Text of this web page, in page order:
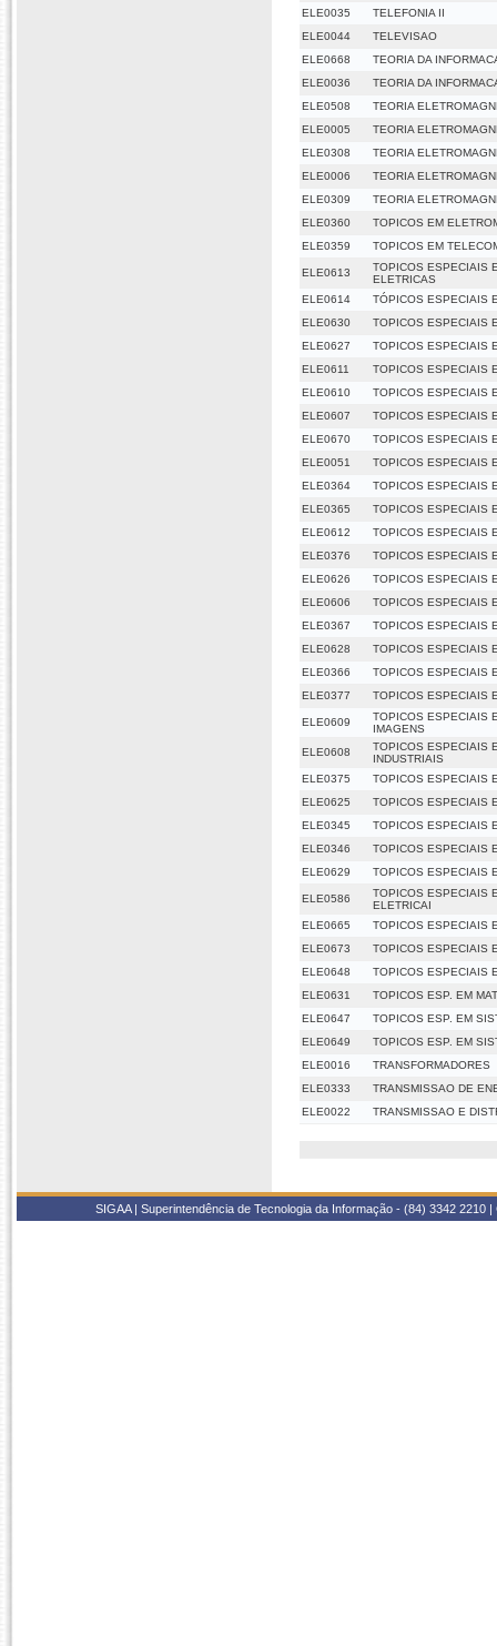
ELE0035
TELEFONIA II
ELE0044
TELEVISAO
ELE0668
TEORIA DA
ELE0036
TEORIA DA
ELE0508
TEORIA
ELE0005
TEORIA
ELE0308
TEORIA
ELE0006
TEORIA
ELE0309
TEORIA
ELE0360
TOPICOS EM
ELE0359
TOPICOS EM
ELE0613
TOPICOS ESPECIAIS
ELETRICAS
ELE0614
TÓPICOS ESPECIAIS
ELE0630
TOPICOS ESPECIAIS
ELE0627
TOPICOS ESPECIAIS
ELE0611
TOPICOS ESPECIAIS
ELE0610
TOPICOS ESPECIAIS
ELE0607
TOPICOS ESPECIAIS
ELE0670
TOPICOS ESPECIAIS
ELE0051
TOPICOS ESPECIAIS
ELE0364
TOPICOS ESPECIAIS
ELE0365
TOPICOS ESPECIAIS
ELE0612
TOPICOS ESPECIAIS
ELE0376
TOPICOS ESPECIAIS
ELE0626
TOPICOS ESPECIAIS
ELE0606
TOPICOS ESPECIAIS
ELE0367
TOPICOS ESPECIAIS
ELE0628
TOPICOS ESPECIAIS
ELE0366
TOPICOS ESPECIAIS
ELE0377
TOPICOS ESPECIAIS
ELE0609
TOPICOS ESPECIAIS
IMAGENS
ELE0608
TOPICOS ESPECIAIS
INDUSTRIAIS
ELE0375
TOPICOS ESPECIAIS
ELE0625
TOPICOS ESPECIAIS
ELE0345
TOPICOS ESPECIAIS
ELE0346
TOPICOS ESPECIAIS
ELE0629
TOPICOS ESPECIAIS
ELE0586
TOPICOS ESPECIAIS
ELETRICAI
ELE0665
TOPICOS ESPECIAIS
ELE0673
TOPICOS ESPECIAIS
ELE0648
TOPICOS ESPECIAIS
ELE0631
TOPICOS ESP. EM
ELE0647
TOPICOS ESP. EM
ELE0649
TOPICOS ESP. EM
ELE0016
TRANSFORMADORES
ELE0333
TRANSMISSAO DE
ELE0022
TRANSMISSAO E
SIGAA | Superintendência de Tecnologia da Informação - (84) 3342